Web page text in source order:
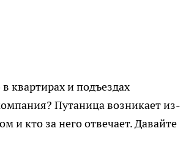
квартирах и подъездах
Путаница возникает из-
и кто за него отвечает. Давайте